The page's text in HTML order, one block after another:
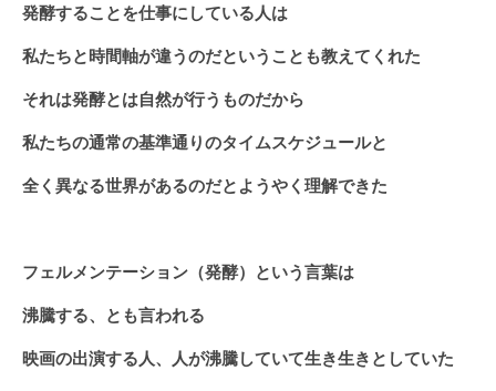
発酵することを仕事にしている人は
私たちと時間軸が違うのだということも教えてくれた
それは発酵とは自然が行うものだから
私たちの通常の基準通りのタイムスケジュールと
全く異なる世界があるのだとようやく理解できた
フェルメンテーション（発酵）という言葉は
沸騰する、とも言われる
映画の出演する人、人が沸騰していて生き生きとしていた